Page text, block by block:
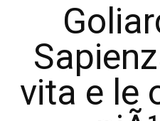
vita e le